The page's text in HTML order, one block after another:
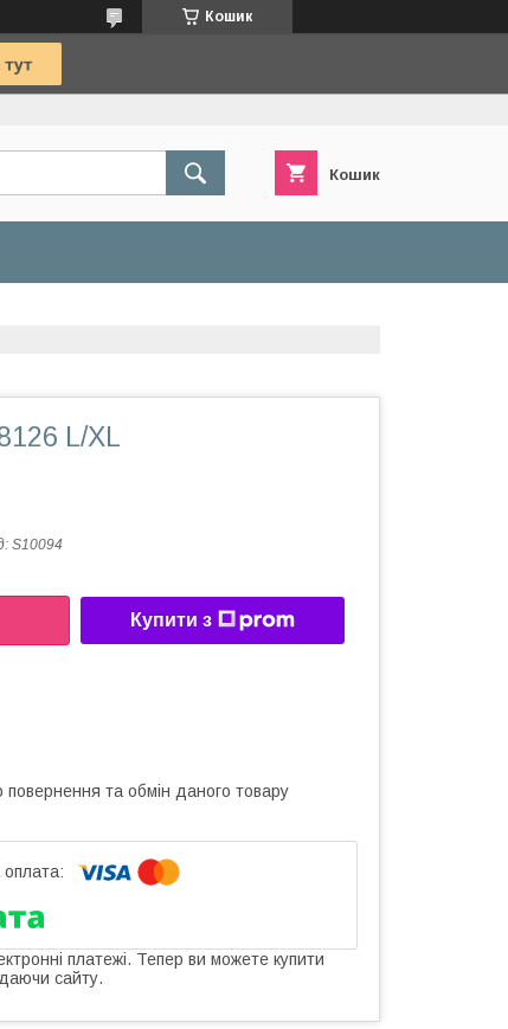
Кошик
Кошик
L/XL
S10094
Купити з
та обмін даного товару
платежі. Тепер ви можете купити
сайту.